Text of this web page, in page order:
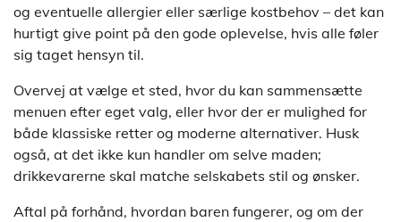
og eventuelle allergier eller særlige kostbehov – det kan
hurtigt give point på den gode oplevelse, hvis alle føler
sig taget hensyn til.
Overvej at vælge et sted, hvor du kan sammensætte
menuen efter eget valg, eller hvor der er mulighed for
både klassiske retter og moderne alternativer. Husk
også, at det ikke kun handler om selve maden;
drikkevarerne skal matche selskabets stil og ønsker.
Aftal på forhånd, hvordan baren fungerer, og om der